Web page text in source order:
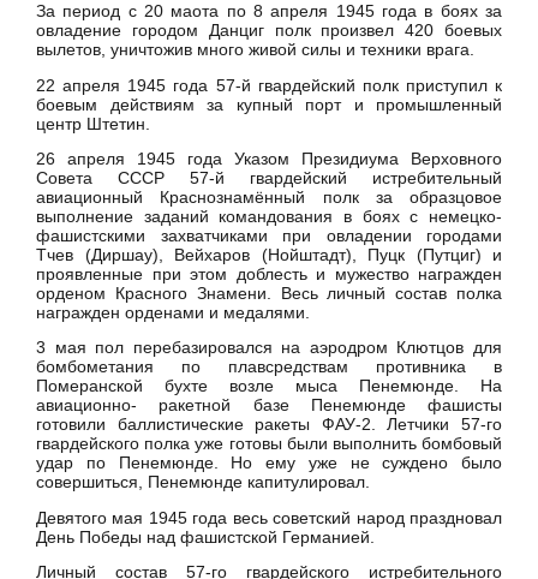
За период с 20 маота по 8 апреля 1945 года в боях за
овладение городом Данциг полк произвел 420 боевых
вылетов, уничтожив много живой силы и техники врага.
22 апреля 1945 года 57-й гвардейский полк приступил к
боевым действиям за купный порт и промышленный
центр Штетин.
26 апреля 1945 года Указом Президиума Верховного
Совета СССР 57-й гвардейский истребительный
авиационный Краснознамённый полк за образцовое
выполнение заданий командования в боях с немецко-
фашистскими захватчиками при овладении городами
Тчев (Диршау), Вейхаров (Нойштадт), Пуцк (Путциг) и
проявленные при этом доблесть и мужество награжден
орденом Красного Знамени. Весь личный состав полка
награжден орденами и медалями.
3 мая пол перебазировался на аэродром Клютцов для
бомбометания по плавсредствам противника в
Померанской бухте возле мыса Пенемюнде. На
авиационно- ракетной базе Пенемюнде фашисты
готовили баллистические ракеты ФАУ-2. Летчики 57-го
гвардейского полка уже готовы были выполнить бомбовый
удар по Пенемюнде. Но ему уже не суждено было
совершиться, Пенемюнде капитулировал.
Девятого мая 1945 года весь советский народ праздновал
День Победы над фашистской Германией.
Личный состав 57-го гвардейского истребительного